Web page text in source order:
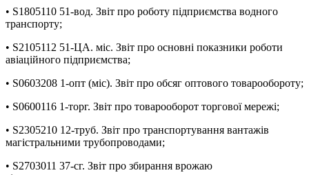
• S1805110 51-вод. Звіт про роботу підприємства водного
транспорту;
• S2105112 51-ЦА. міс. Звіт про основні показники роботи
авіаційного підприємства;
• S0603208 1-опт (міс). Звіт про обсяг оптового товарообороту;
• S0600116 1-торг. Звіт про товарооборот торгової мережі;
• S2305210 12-труб. Звіт про транспортування вантажів
магістральними трубопроводами;
• S2703011 37-сг. Звіт про збирання врожаю